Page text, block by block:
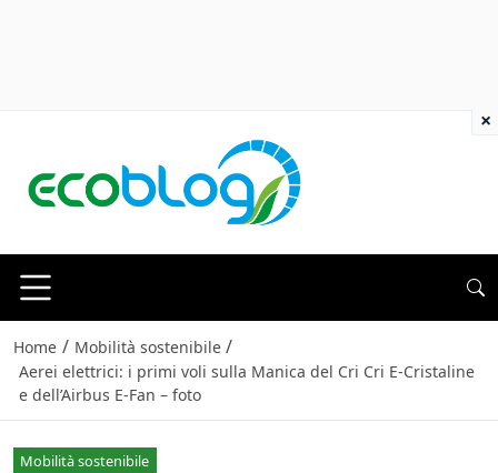
Home / Mobilità sostenibile /
Aerei elettrici: i primi voli sulla Manica del Cri Cri E-Cristaline
e dell’Airbus E-Fan – foto
Mobilità sostenibile
×